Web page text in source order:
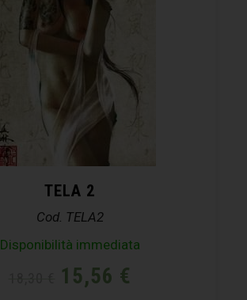
TELA 2
Cod. TELA2
Disponibilità immediata
15,56 €